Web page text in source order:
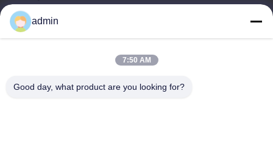
Sales01@dpwaterpark.com
Διεύθυνση
admin
7:50 AM
Good day, what product are you looking for?